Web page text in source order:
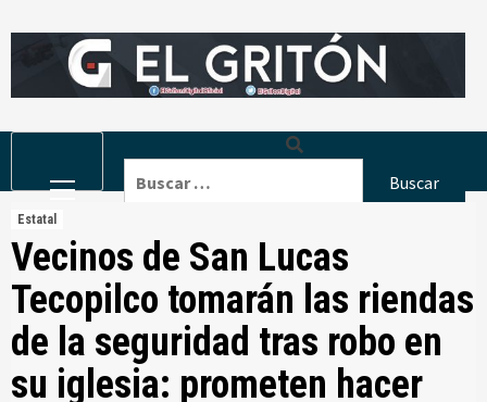
to
Menu
Estatal
Vecinos de San Lucas
Tecopilco tomarán las riendas
de la seguridad tras robo en
su iglesia: prometen hacer